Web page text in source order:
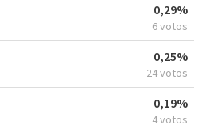
0,29%
6 votos
0,25%
24 votos
0,19%
4 votos